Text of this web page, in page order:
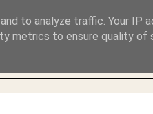
to analyze traffic. Your IP
metrics to ensure quality of